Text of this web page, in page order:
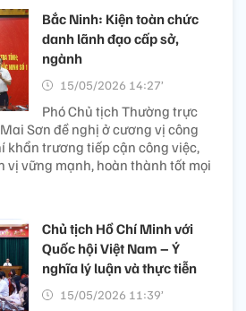
Bắc Ninh: Kiện toàn chức
danh lãnh đạo cấp sở,
ngành
15/05/2026 14:27’
Phó Chủ tịch Thường trực
Sơn đề nghị ở cương vị công
khẩn trương tiếp cận công việc,
vị vững mạnh, hoàn thành tốt mọi
Chủ tịch Hồ Chí Minh với
Quốc hội Việt Nam – Ý
nghĩa lý luận và thực tiễn
15/05/2026 11:39’